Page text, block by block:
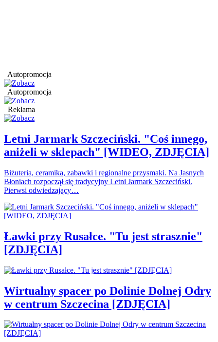
Autopromocja
Autopromocja
Reklama
Letni Jarmark Szczeciński. "Coś innego,
aniżeli w sklepach" [WIDEO, ZDJĘCIA]
Biżuteria, ceramika, zabawki i regionalne przysmaki. Na Jasnych
Błoniach rozpoczął się tradycyjny Letni Jarmark Szczeciński.
Pierwsi odwiedzający…
Ławki przy Rusałce. "Tu jest strasznie"
[ZDJĘCIA]
Wirtualny spacer po Dolinie Dolnej Odry
w centrum Szczecina [ZDJĘCIA]